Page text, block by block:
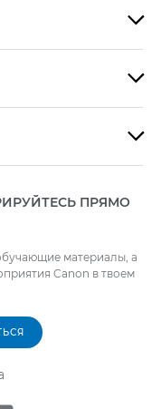



ПРЯМО
материалы, а
Canon в твоем